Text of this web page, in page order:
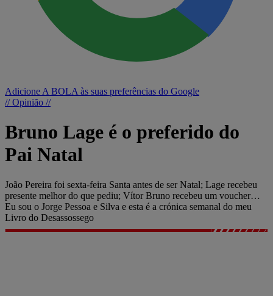
Adicione A BOLA às suas preferências do Google
// Opinião //
Bruno Lage é o preferido do
Pai Natal
João Pereira foi sexta-feira Santa antes de ser Natal; Lage recebeu
presente melhor do que pediu; Vítor Bruno recebeu um voucher…
Eu sou o Jorge Pessoa e Silva e esta é a crónica semanal do meu
Livro do Desassossego